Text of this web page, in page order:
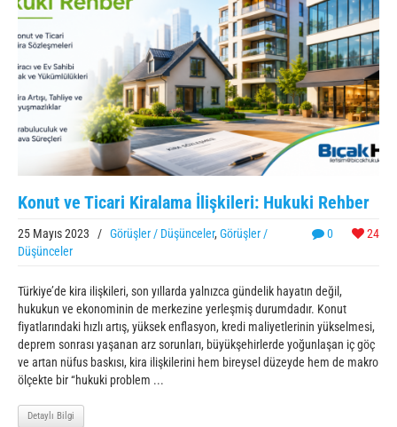
Konut ve Ticari Kiralama İlişkileri: Hukuki Rehber
0 24
25 Mayıs 2023 / Görüşler / Düşünceler, Görüşler /
Düşünceler
Türkiye’de kira ilişkileri, son yıllarda yalnızca gündelik hayatın değil,
hukukun ve ekonominin de merkezine yerleşmiş durumdadır. Konut
fiyatlarındaki hızlı artış, yüksek enflasyon, kredi maliyetlerinin yükselmesi,
deprem sonrası yaşanan arz sorunları, büyükşehirlerde yoğunlaşan iç göç
ve artan nüfus baskısı, kira ilişkilerini hem bireysel düzeyde hem de makro
ölçekte bir “hukuki problem ...
Detaylı Bilgi